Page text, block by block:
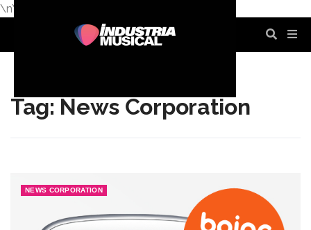
\n\n
Tag: News Corporation
NEWS CORPORATION